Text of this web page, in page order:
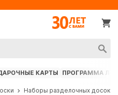
КАРТЫ ПРОГРАММА
Наборы разделочных досок